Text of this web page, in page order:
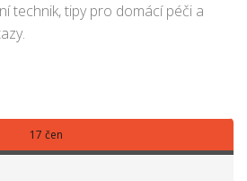
technik, tipy pro domácí péči a
17 čen